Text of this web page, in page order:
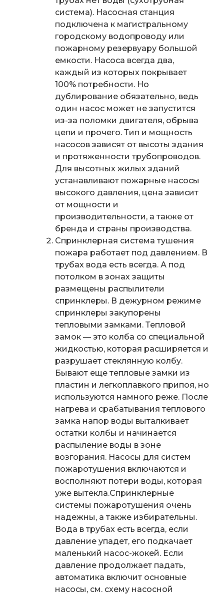
система). Насосная станция
подключена к магистральному
городскому водопроводу или
пожарному резервуару большой
емкости. Насоса всегда два,
каждый из которых покрывает
100% потребности. Но
дублирование обязательно, ведь
один насос может не запустится
из-за поломки двигателя, обрыва
цепи и прочего. Тип и мощность
насосов зависят от высоты здания
и протяженности трубопроводов.
Для высотных жилых зданий
устанавливают пожарные насосы
высокого давления, цена зависит
от мощности и
производительности, а также от
бренда и страны производства.
Спринклерная система тушения
пожара работает под давлением. В
трубах вода есть всегда. А под
потолком в зонах защиты
размещены распылители
спринклеры. В дежурном режиме
спринклеры закупорены
тепловыми замками. Тепловой
замок — это колба со специальной
жидкостью, которая расширяется и
разрушает стеклянную колбу.
Бывают еще тепловые замки из
пластин и легкоплавкого припоя, но
используются намного реже. После
нагрева и срабатывания теплового
замка напор воды выталкивает
остатки колбы и начинается
распыление воды в зоне
возгорания. Насосы для систем
пожаротушения включаются и
восполняют потери воды, которая
уже вытекла.Спринклерные
системы пожаротушения очень
надежны, а также избирательны.
Вода в трубах есть всегда, если
давление упадет, его подкачает
маленький насос-жокей. Если
давление продолжает падать,
автоматика включит основные
насосы, см. схему насосной